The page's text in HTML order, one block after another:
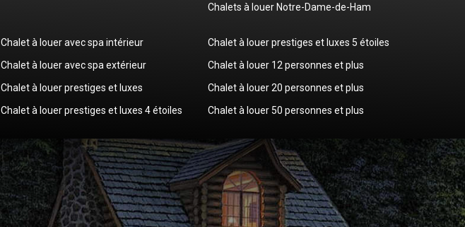
Chalets à louer Notre-Dame-de-Ham
Chalet à louer avec spa intérieur
Chalet à louer avec spa extérieur
Chalet à louer prestiges et luxes
Chalet à louer prestiges et luxes 4 étoiles
Chalet à louer prestiges et luxes 5 étoiles
Chalet à louer 12 personnes et plus
Chalet à louer 20 personnes et plus
Chalet à louer 50 personnes et plus